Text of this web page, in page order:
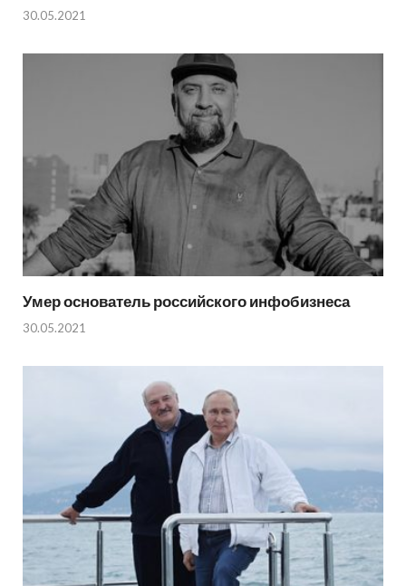
30.05.2021
Умер основатель российского инфобизнеса
30.05.2021